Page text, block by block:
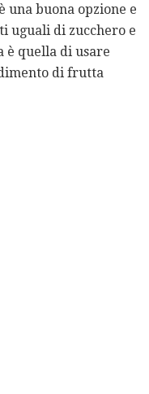
una buona opzione e
uguali di zucchero e
è quella di usare
di frutta